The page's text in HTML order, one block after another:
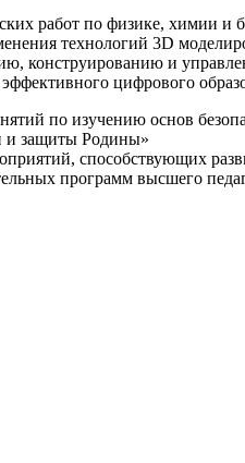
работ по физике, химии
технологий 3D
конструированию и
цифрового
по изучению основ
и защиты Родины»
способствующих
программ высшего